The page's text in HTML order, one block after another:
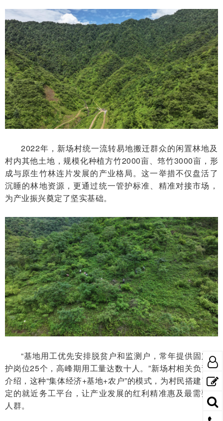
2022年，新场村统一流转易地搬迁群众的闲置林地及
村内其他土地，规模化种植方竹2000亩、筇竹3000亩，形
成与原生竹林连片发展的产业格局。这一举措不仅盘活了
沉睡的林地资源，更通过统一管护标准、精准对接市场，
为产业振兴奠定了坚实基础。
“基地用工优先安排脱贫户和监测户，常年提供固定管
护岗位25个，高峰期用工量达数十人。”新场村相关负责人
介绍，这种“集体经济+基地+农户”的模式，为村民搭建了稳
定的就近务工平台，让产业发展的红利精准惠及最需要的
人群。